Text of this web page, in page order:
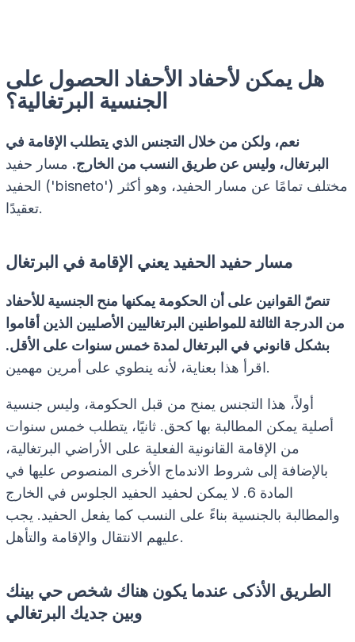
هل يمكن لأحفاد الأحفاد الحصول على
الجنسية البرتغالية؟
نعم، ولكن من خلال التجنس الذي يتطلب الإقامة في
البرتغال، وليس عن طريق النسب من الخارج. مسار حفيد
الحفيد ('bisneto') مختلف تمامًا عن مسار الحفيد، وهو أكثر
تعقيدًا.
مسار حفيد الحفيد يعني الإقامة في البرتغال
تنصّ القوانين على أن الحكومة يمكنها منح الجنسية للأحفاد
من الدرجة الثالثة للمواطنين البرتغاليين الأصليين الذين أقاموا
بشكل قانوني في البرتغال لمدة خمس سنوات على الأقل.
اقرأ هذا بعناية، لأنه ينطوي على أمرين مهمين.
أولاً، هذا التجنس يمنح من قبل الحكومة، وليس جنسية
أصلية يمكن المطالبة بها كحق. ثانيًا، يتطلب خمس سنوات
من الإقامة القانونية الفعلية على الأراضي البرتغالية،
بالإضافة إلى شروط الاندماج الأخرى المنصوص عليها في
المادة 6. لا يمكن لحفيد الحفيد الجلوس في الخارج
والمطالبة بالجنسية بناءً على النسب كما يفعل الحفيد. يجب
عليهم الانتقال والإقامة والتأهل.
الطريق الأذكى عندما يكون هناك شخص حي بينك
وبين جديك البرتغالي